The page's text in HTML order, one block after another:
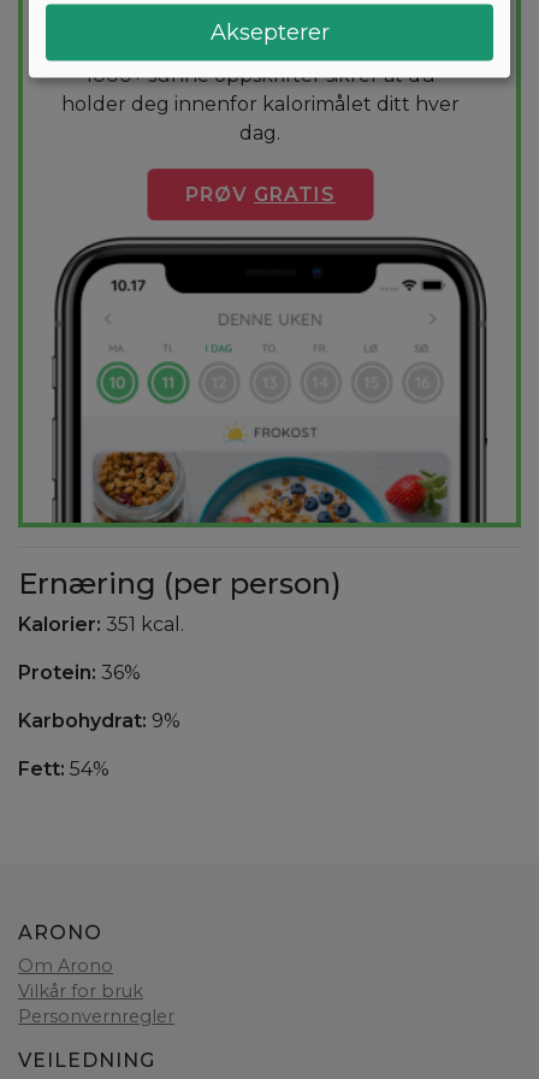
den mest effektive guiden til vekttap. En
diettplan er skreddersydd for deg og
1000+ sunne oppskrifter sikrer at du
holder deg innenfor kalorimålet ditt hver
dag.
PRØV GRATIS
Ernæring (per person)
Kalorier: 351 kcal.
Protein: 36%
Karbohydrat: 9%
Fett: 54%
ARONO
Om Arono
Vilkår for bruk
Personvernregler
VEILEDNING
Aksepterer